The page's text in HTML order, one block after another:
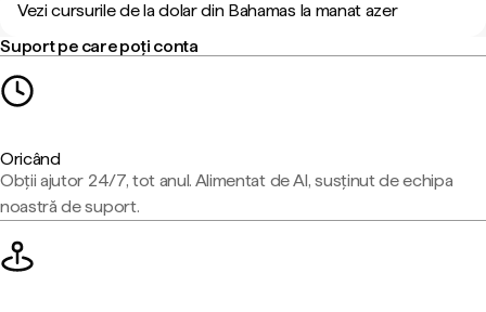
Vezi cursurile de la dolar din Bahamas la manat azer
Suport pe care poți conta
Oricând
Obții ajutor 24/7, tot anul. Alimentat de AI, susținut de echipa
noastră de suport.